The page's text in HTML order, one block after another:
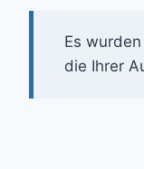
Es
die Ihrer